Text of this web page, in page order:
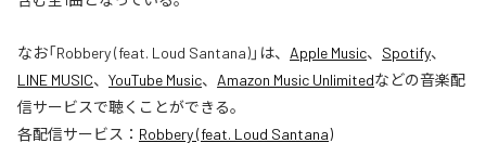
なお「Robbery (feat. Loud Santana)」は、 Apple Music、 Spotify、
LINE MUSIC、 YouTube Music、 Amazon Music Unlimitedなどの音楽配
信サービスで聴くことができる。
各配信サービス： Robbery (feat. Loud Santana)